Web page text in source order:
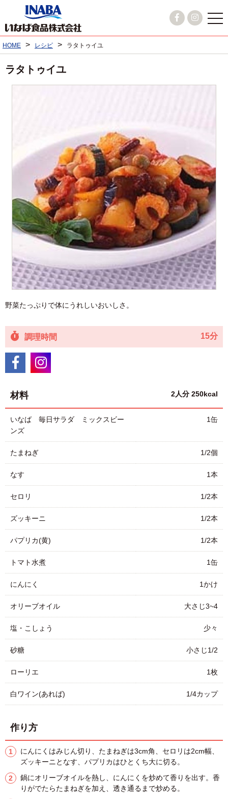
HOME > レシピ > ラタトゥイユ
ラタトゥイユ
野菜たっぷりで体にうれしいおいしさ。
調理時間 15分
材料 2人分 250kcal
いなば 毎日サラダ ミックスビー
ンズ
1缶
たまねぎ 1/2個
なす 1本
セロリ 1/2本
ズッキーニ 1/2本
パプリカ(黄) 1/2本
トマト水煮 1缶
にんにく 1かけ
オリーブオイル 大さじ3~4
塩・こしょう 少々
砂糖 小さじ1/2
ローリエ 1枚
白ワイン(あれば) 1/4カップ
作り方
にんにくはみじん切り、たまねぎは3cm角、セロリは2cm幅、
ズッキーニとなす、パプリカはひとくち大に切る。
鍋にオリーブオイルを熱し、にんにくを炒めて香りを出す。香
りがでたらたまねぎを加え、透き通るまで炒める。